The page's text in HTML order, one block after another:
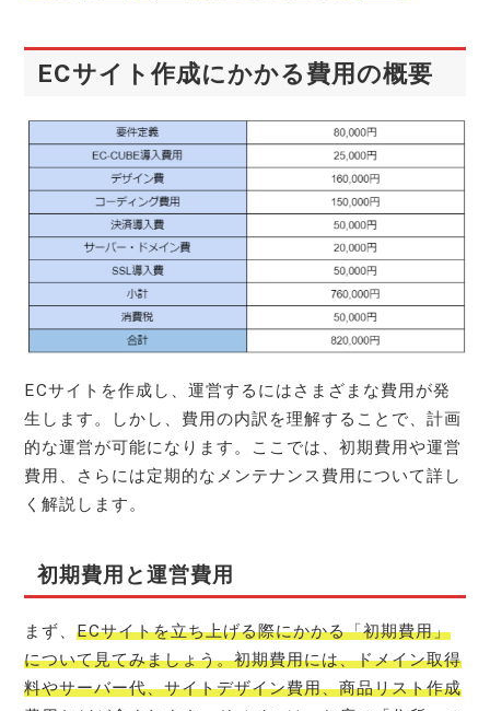
ECサイト作成にかかる費用の概要
ECサイトを作成し、運営するにはさまざまな費用が発
生します。しかし、費用の内訳を理解することで、計画
的な運営が可能になります。ここでは、初期費用や運営
費用、さらには定期的なメンテナンス費用について詳し
く解説します。
初期費用と運営費用
まず、ECサイトを立ち上げる際にかかる「初期費用」
について見てみましょう。初期費用には、ドメイン取得
料やサーバー代、サイトデザイン費用、商品リスト作成